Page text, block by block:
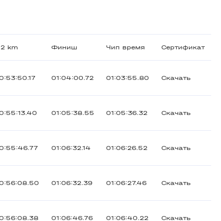
km Финиш Чип время Сертификат
01:04:00.72 01:03:55.80 Скачать
01:05:38.55 01:05:36.32 Скачать
01:06:32.14 01:06:26.52 Скачать
01:06:32.39 01:06:27.46 Скачать
01:06:46.76 01:06:40.22 Скачать